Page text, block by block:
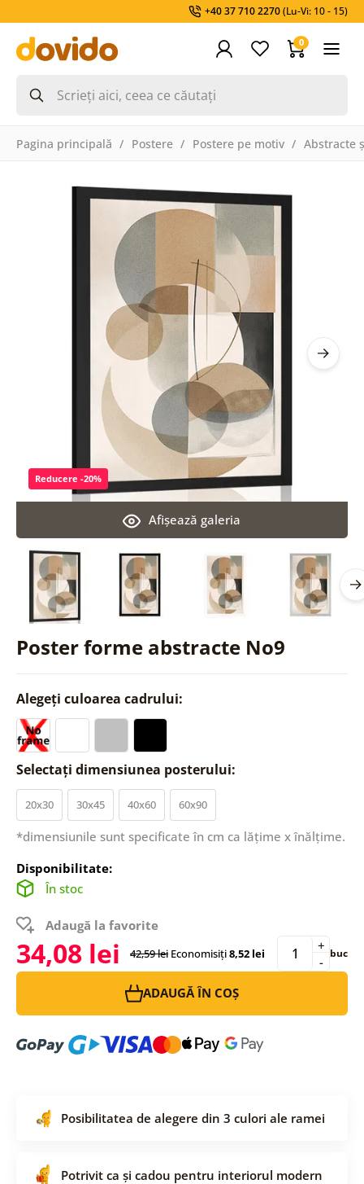
+40 37 710 2270(Lu-Vi: 10 - 15)
0
Pagina principală Postere Postere pe motiv Abstracte
Poster forme abstracte No9
Afişează galeria
Reducere -20%
Alegeți culoarea cadrului:
Selectați dimensiunea posterului:
20x30 30x45 40x60 60x90
*dimensiunile sunt specificate în cm ca lățime x înălțime.
Disponibilitate:
În stoc
Adaugă la favorite
34,08 lei 42,59 lei Economisiți8,52 lei -
+ buc
ADAUGĂ ÎN COȘ
Posibilitatea de alegere din 3 culori ale ramei
Potrivit ca și cadou pentru interiorul modern